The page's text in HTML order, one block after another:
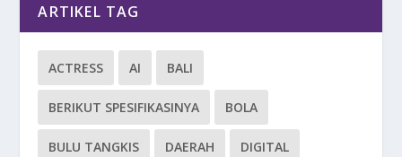
ARTIKEL TAG
ACTRESS AI BALI
BERIKUT SPESIFIKASINYA BOLA
BULU TANGKIS DAERAH DIGITAL